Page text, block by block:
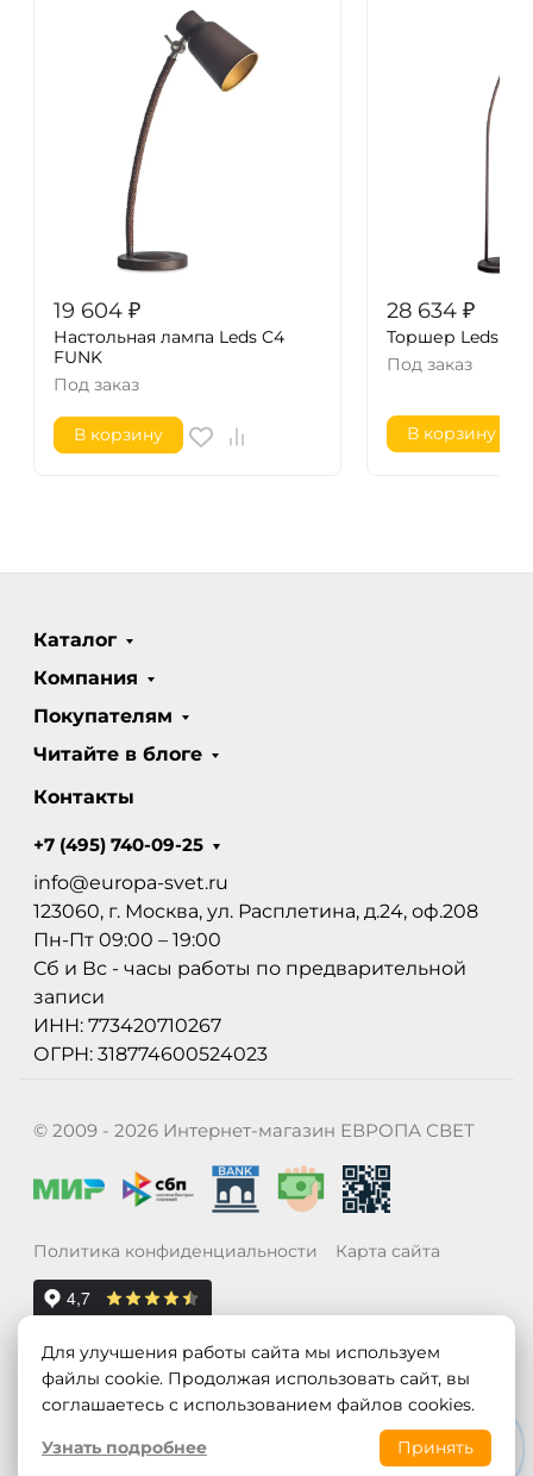
19 604 ₽
Настольная лампа Leds C4
FUNK
Под заказ
В корзину
28 634 ₽
Торшер Leds C4
Под заказ
В корзину
Каталог
Компания
Покупателям
Читайте в блоге
Контакты
+7 (495) 740-09-25
info@europa-svet.ru
123060, г. Москва, ул. Расплетина, д.24, оф.208
Пн-Пт 09:00 – 19:00
Сб и Вс - часы работы по предварительной
записи
ИНН: 773420710267
ОГРН: 318774600524023
© 2009 - 2026 Интернет-магазин ЕВРОПА СВЕТ
Политика конфиденциальности Карта сайта
Для улучшения работы сайта мы используем
файлы cookie. Продолжая использовать сайт, вы
соглашаетесь с использованием файлов cookies.
Узнать подробнее
Принять